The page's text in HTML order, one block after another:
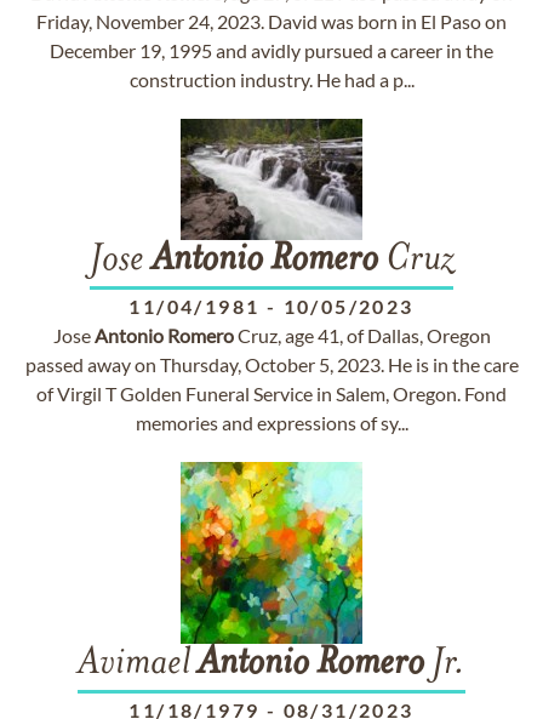
Friday, November 24, 2023. David was born in El Paso on
December 19, 1995 and avidly pursued a career in the
construction industry. He had a p...
JoseAntonioRomeroCruz
11/04/1981 - 10/05/2023
JoseAntonio RomeroCruz, age 41, of Dallas, Oregon
passed away on Thursday, October 5, 2023. He is in the care
of Virgil T Golden Funeral Service in Salem, Oregon. Fond
memories and expressions of sy...
AvimaelAntonioRomeroJr.
11/18/1979 - 08/31/2023